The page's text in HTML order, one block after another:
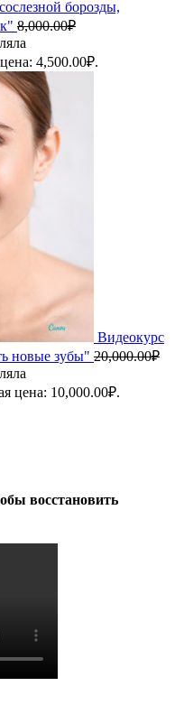
борозды,
8,000.00₽
4,500.00₽.
Видеокурс
новые зубы" 20,000.00₽
цена: 10,000.00₽.
восстановить